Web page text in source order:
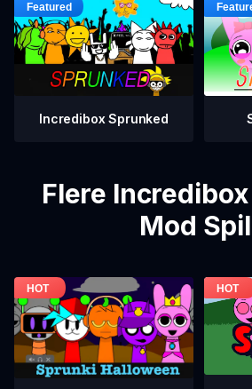
Incredibox Sprunked
Flere
Mod